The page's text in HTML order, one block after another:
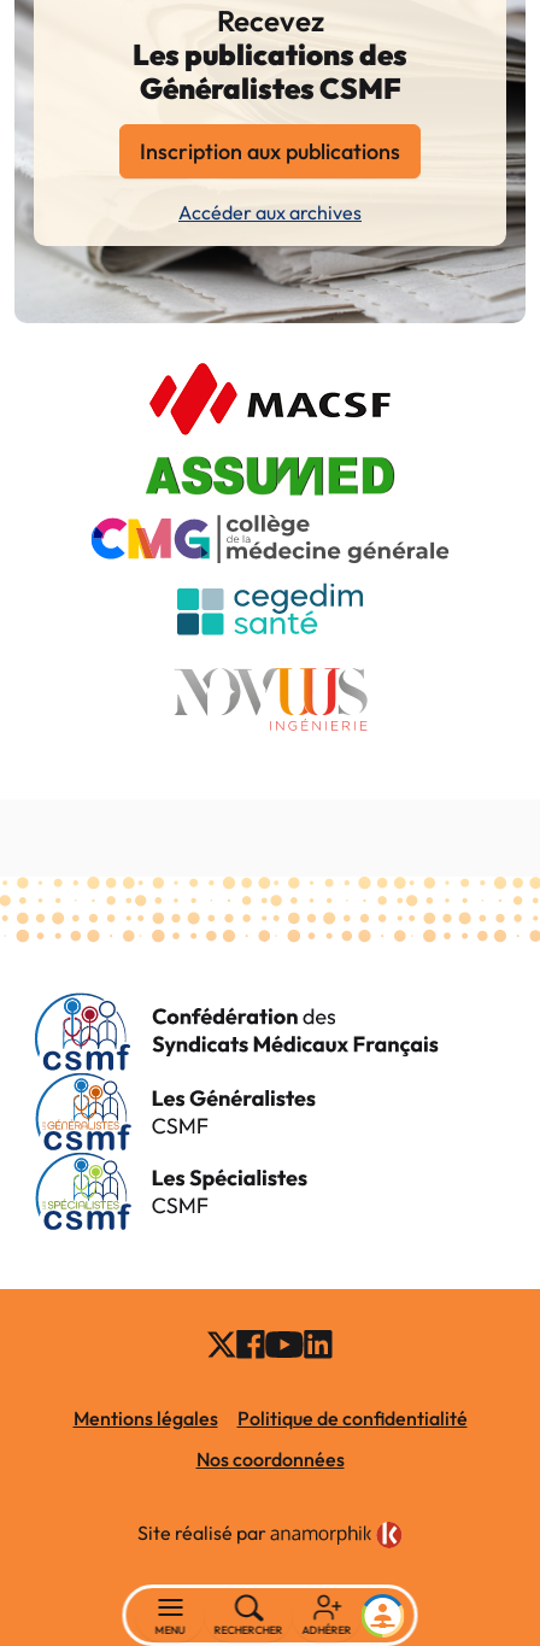
Recevez
Les publications des
Généralistes CSMF
Inscription aux publications
Accéder aux archives
Mentions légales
Politique de confidentialité
Nos coordonnées
Site réalisé par
MENU RECHERCHER ADHÉRER